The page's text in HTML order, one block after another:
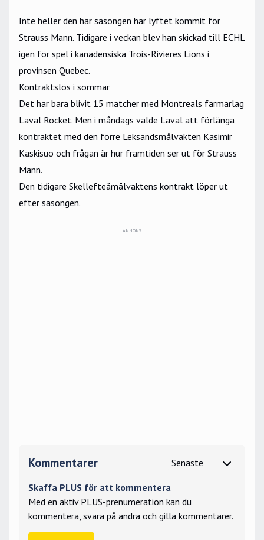
Inte heller den här säsongen har lyftet kommit för
Strauss Mann. Tidigare i veckan blev han skickad till ECHL
igen för spel i kanadensiska Trois-Rivieres Lions i
provinsen Quebec.
Kontraktslös i sommar
Det har bara blivit 15 matcher med Montreals farmarlag
Laval Rocket. Men i måndags valde Laval att förlänga
kontraktet med den förre Leksandsmålvakten Kasimir
Kaskisuo och frågan är hur framtiden ser ut för Strauss
Mann.
Den tidigare Skellefteåmålvaktens kontrakt löper ut
efter säsongen.
Kommentarer
Skaffa PLUS för att kommentera
Med en aktiv PLUS-prenumeration kan du
kommentera, svara på andra och gilla kommentarer.